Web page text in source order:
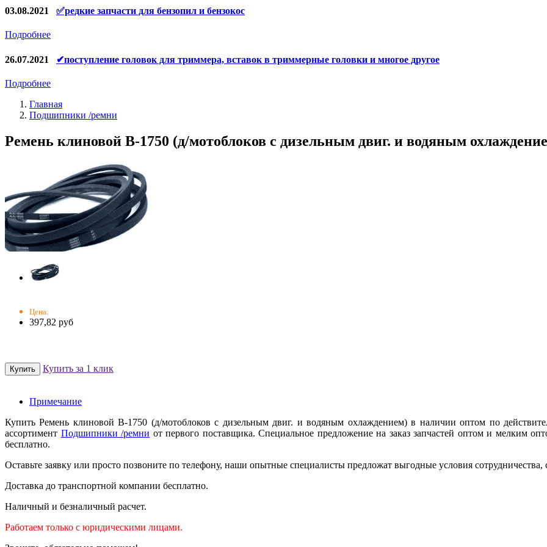
Щётки, щёточные узлы
Ремни для электроинструмента
03.08.2021 ✅редкие запчасти для бензопил и бензокос
Подробнее
26.07.2021 ✔поступление головок для триммера, вставок в триммерные головки и многое другое
Подробнее
Главная
Подшипники /ремни
Ремень клиновой B-1750 (д/мотоблоков с дизельным двиг. и водяным
Цена:
397,82 руб
Купить за 1 клик
Примечание
Купить Ремень клиновой B-1750 (д/мотоблоков с дизельным двиг. и водяным охлаждением) в наличии оптом по
ассортимент Подшипники /ремни от первого поставщика. Специальное предложение на заказ запчастей оптом и мелким
бесплатно.
Оставьте заявку или просто позвоните по телефону, наши опытные специалисты предложат выгодные условия
Доставка до транспортной компании бесплатно.
Наличный и безналичный расчет.
Работаем только с юридическими лицами.